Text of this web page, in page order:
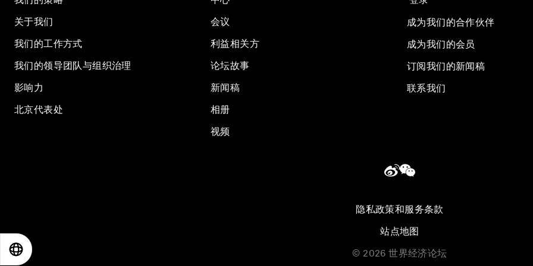
关于我们
我们的工作方式
我们的领导团队与组织治理
影响力
北京代表处
会议
利益相关方
论坛故事
新闻稿
相册
视频
成为我们的合作伙伴
成为我们的会员
订阅我们的新闻稿
联系我们
隐私政策和服务条款
站点地图
© 2026 世界经济论坛